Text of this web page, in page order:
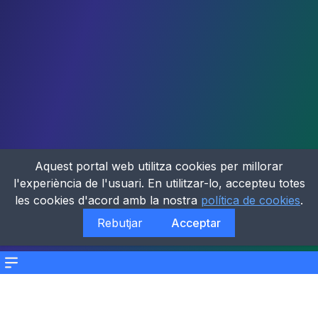
Menu
Aquest portal web utilitza cookies per millorar
l'experiència de l'usuari. En utilitzar-lo, accepteu totes
les cookies d'acord amb la nostra política de cookies.
Rebutjar
Acceptar